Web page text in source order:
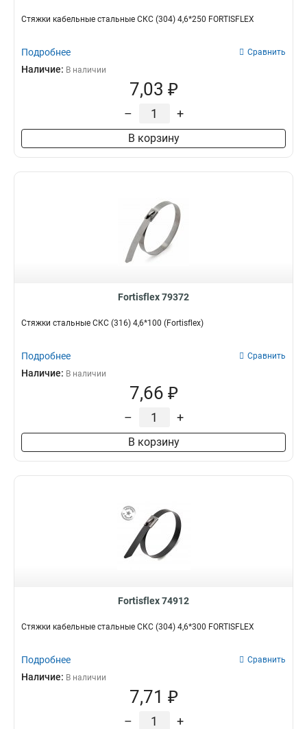
Стяжки кабельные стальные СКС (304) 4,6*250 FORTISFLEX
Подробнее Сравнить
Наличие: В наличии
7,03 ₽
– +
В корзину
Fortisflex 79372
Стяжки стальные СКС (316) 4,6*100 (Fortisflex)
Подробнее Сравнить
Наличие: В наличии
7,66 ₽
– +
В корзину
Fortisflex 74912
Стяжки кабельные стальные СКС (304) 4,6*300 FORTISFLEX
Подробнее Сравнить
Наличие: В наличии
7,71 ₽
– +